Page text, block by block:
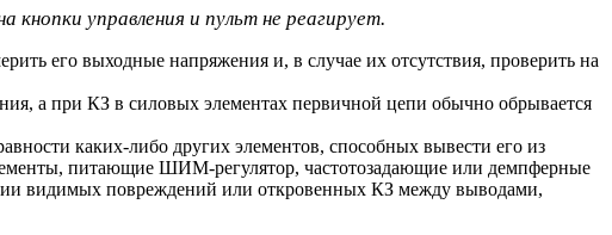
кнопки управления и пульт не реагирует.
его выходные напряжения и, в случае их отсутствия, проверить на
а при КЗ в силовых элементах первичной цепи обычно обрывается
каких-либо других элементов, способных вывести его из
питающие ШИМ-регулятор, частотозадающие или демпферные
видимых повреждений или откровенных КЗ между выводами,